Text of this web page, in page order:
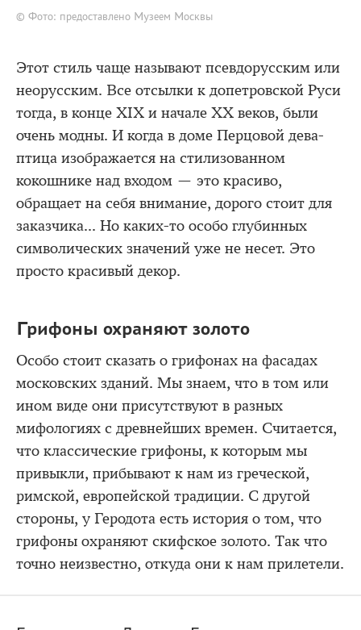
© Фото: предоставлено Музеем Москвы
Этот стиль чаще называют псевдорусским или
неорусским. Все отсылки к допетровской Руси
тогда, в конце XIX и начале ХХ веков, были
очень модны. И когда в доме Перцовой дева-
птица изображается на стилизованном
кокошнике над входом — это красиво,
обращает на себя внимание, дорого стоит для
заказчика... Но каких-то особо глубинных
символических значений уже не несет. Это
просто красивый декор.
Грифоны охраняют золото
Особо стоит сказать о грифонах на фасадах
московских зданий. Мы знаем, что в том или
ином виде они присутствуют в разных
мифологиях с древнейших времен. Считается,
что классические грифоны, к которым мы
привыкли, прибывают к нам из греческой,
римской, европейской традиции. С другой
стороны, у Геродота есть история о том, что
грифоны охраняют скифское золото. Так что
точно неизвестно, откуда они к нам прилетели.